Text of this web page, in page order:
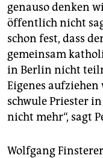
genauso denken
öffentlich nicht
schon fest, dass
gemeinsam
in Berlin nicht
Eigenes aufziehen
schwule Priester
nicht mehr“, sagt
Wolfgang